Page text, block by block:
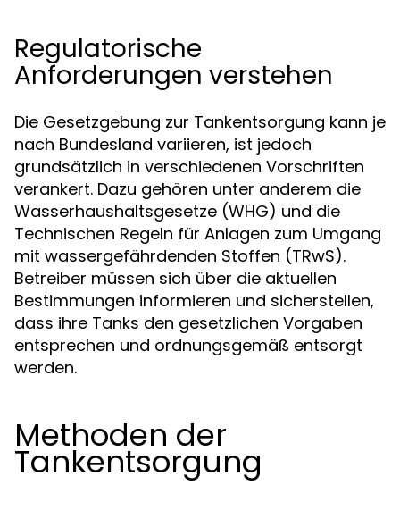
Regulatorische
Anforderungen verstehen
Die Gesetzgebung zur Tankentsorgung kann je
nach Bundesland variieren, ist jedoch
grundsätzlich in verschiedenen Vorschriften
verankert. Dazu gehören unter anderem die
Wasserhaushaltsgesetze (WHG) und die
Technischen Regeln für Anlagen zum Umgang
mit wassergefährdenden Stoffen (TRwS).
Betreiber müssen sich über die aktuellen
Bestimmungen informieren und sicherstellen,
dass ihre Tanks den gesetzlichen Vorgaben
entsprechen und ordnungsgemäß entsorgt
werden.
Methoden der
Tankentsorgung